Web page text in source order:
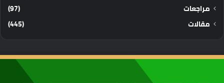
مراجعات
(97)
مقالات
(445)